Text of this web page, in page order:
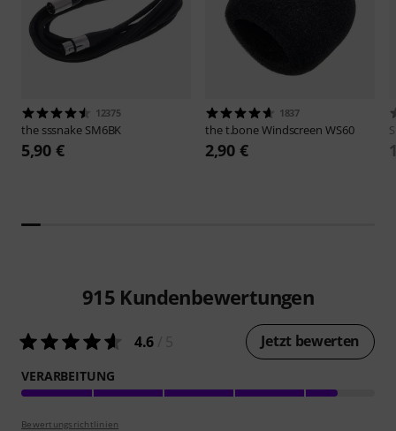
12375
the sssnake SM6BK
5,90 €
1837
the t.boneWindscreen WS60
2,90 €
915 Kundenbewertungen
4.6 Jetzt bewerten
VERARBEITUNG
Bewertungsrichtlinien